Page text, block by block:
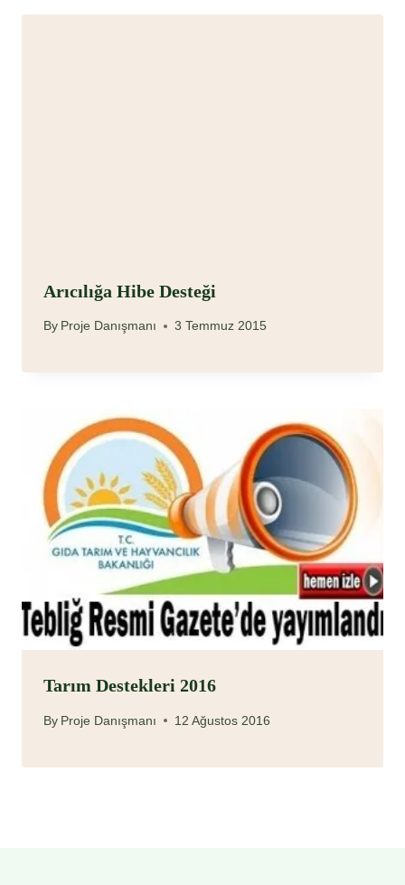
Arıcılığa Hibe Desteği
By Proje Danışmanı 3 Temmuz 2015
Tarım Destekleri 2016
By Proje Danışmanı 12 Ağustos 2016